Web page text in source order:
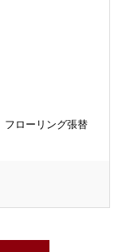
ローリング張替